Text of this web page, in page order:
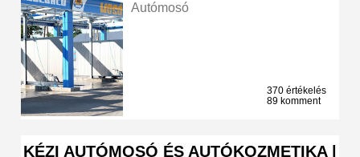
Autómosó
370 értékelés
89 komment
KÉZI AUTÓMOSÓ ÉS AUTÓKOZMETIKA |